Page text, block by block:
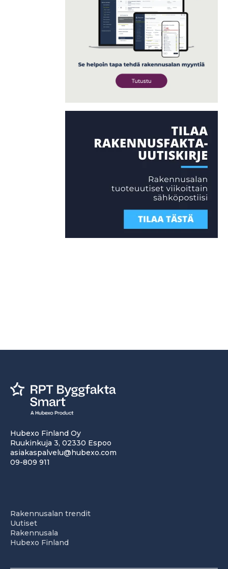
Hubexo Finland Oy
Ruukinkuja 3, 02330 Espoo
asiakaspalvelu@hubexo.com
09-809 911
Rakennusalan trendit
Uutiset
Rakennusala
Hubexo Finland